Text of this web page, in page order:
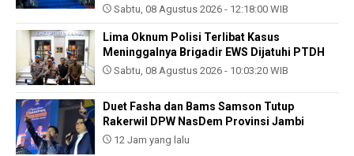
Sabtu, 08 Agustus 2026 - 12:18:00 WIB
Lima Oknum Polisi Terlibat Kasus
Meninggalnya Brigadir EWS Dijatuhi PTDH
Sabtu, 08 Agustus 2026 - 10:03:20 WIB
Duet Fasha dan Bams Samson Tutup
Rakerwil DPW NasDem Provinsi Jambi
12 Jam yang lalu